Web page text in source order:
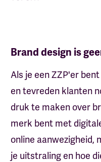
Brand design is
Als je een ZZP'er
en tevreden klanten
druk te maken over
merk bent met
online aanwezigheid,
je uitstraling en hoe